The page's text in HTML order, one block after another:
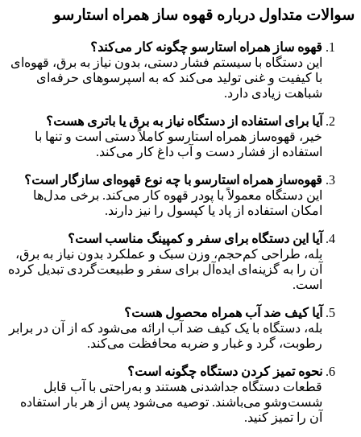
سوالات متداول درباره قهوه ساز همراه استارسو
قهوه ساز همراه استارسو چگونه کار می‌کند؟
این دستگاه با سیستم فشار دستی، بدون نیاز به برق، قهوه‌ای
با کیفیت و غنی تولید می‌کند که به اسپرسوهای حرفه‌ای
شباهت زیادی دارد.
آیا برای استفاده از دستگاه نیاز به برق یا باتری هست؟
خیر، قهوه‌ساز همراه استارسو کاملاً دستی است و تنها با
استفاده از فشار دست و آب داغ کار می‌کند.
قهوه‌ساز همراه استارسو با چه نوع قهوه‌ای سازگار است؟
این دستگاه معمولاً با پودر قهوه کار می‌کند. برخی مدل‌ها
امکان استفاده از پاد یا کپسول را نیز دارند.
آیا این دستگاه برای سفر و کمپینگ مناسب است؟
بله، طراحی کم‌حجم، وزن سبک و عملکرد بدون نیاز به برق،
آن را به گزینه‌ای ایده‌آل برای سفر و طبیعت‌گردی تبدیل کرده
است.
آیا کیف ضد آب همراه محصول هست؟
بله، دستگاه با یک کیف ضد آب ارائه می‌شود که از آن در برابر
رطوبت، گرد و غبار و ضربه محافظت می‌کند.
نحوه تمیز کردن دستگاه چگونه است؟
قطعات دستگاه جداشدنی هستند و به‌راحتی با آب قابل
شست‌وشو می‌باشند. توصیه می‌شود پس از هر بار استفاده
آن را تمیز کنید.